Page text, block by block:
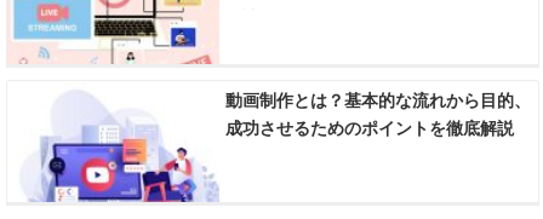
動画制作とは？基本的な流れから目的、
成功させるためのポイントを徹底解説